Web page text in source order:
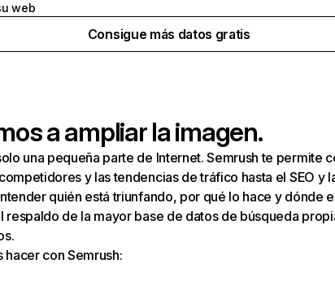
web
Consigue más datos gratis
a ampliar la imagen.
una pequeña parte de Internet. Semrush te permite
y las tendencias de tráfico hasta el SEO y
quién está triunfando, por qué lo hace y dónde
respaldo de la mayor base de datos de búsqueda
hacer con Semrush: